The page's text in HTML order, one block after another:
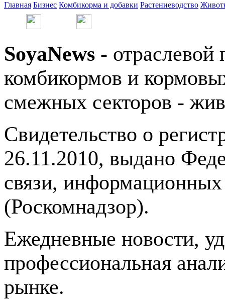
Главная Бизнес Комбикорма и добавки Растениеводство
SoyaNews - отраслевой
комбикормов и
смежных секторов -
Свидетельство о
26.11.2010, выдано
связи,
(Роскомнадзор).
Ежедневные новости,
профессиональная
рынке.